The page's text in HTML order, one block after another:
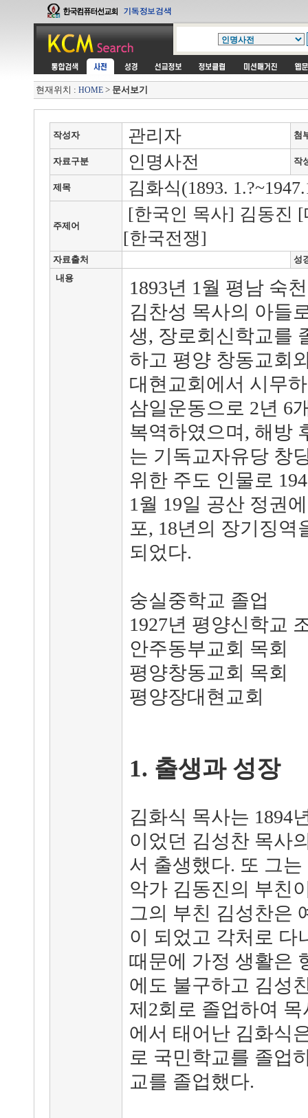
현재위치 : HOME > 문서보기
작성자 관리자 첨
자료구분 인명사전 작
제목 김화식(1893.
주제어
[한국인 목사] 김동진
[한국전쟁]
자료출처
성
내용
1893년 1월 평남 숙
김찬성 목사의 아들
생, 장로회신학교를
하고 평양 창동교회
대현교회에서 시무
삼일운동으로 2년 6
복역하였으며, 해방
는 기독교자유당 창
위한 주도 인물로
1월 19일 공산 정권
포, 18년의 장기징역
되었다.
숭실중학교 졸업
1927년 평양신학교
안주동부교회 목회
평양창동교회 목회
평양장대현교회
1. 출생과 성장
김화식 목사는 1894
이었던 김성찬 목사
서 출생했다. 또 그
악가 김동진의 부친
그의 부친 김성찬은
이 되었고 각처로 다
때문에 가정 생활은
에도 불구하고 김성
제2회로 졸업하여
에서 태어난 김화식
로 국민학교를 졸업
교를 졸업했다.